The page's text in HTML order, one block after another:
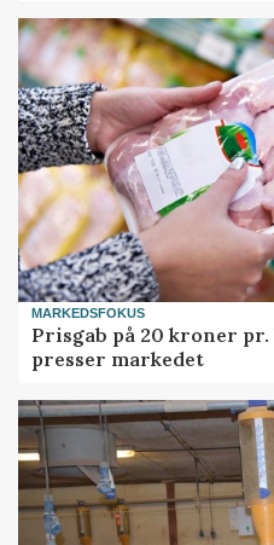
MARKEDSFOKUS
Prisgab på 20 kroner
presser markedet